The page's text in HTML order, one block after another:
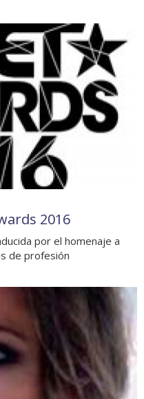
2016
por el homenaje a
de profesión